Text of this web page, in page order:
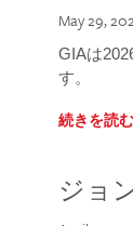
May 29,
GIAは
す。
続きを読む
ジョ